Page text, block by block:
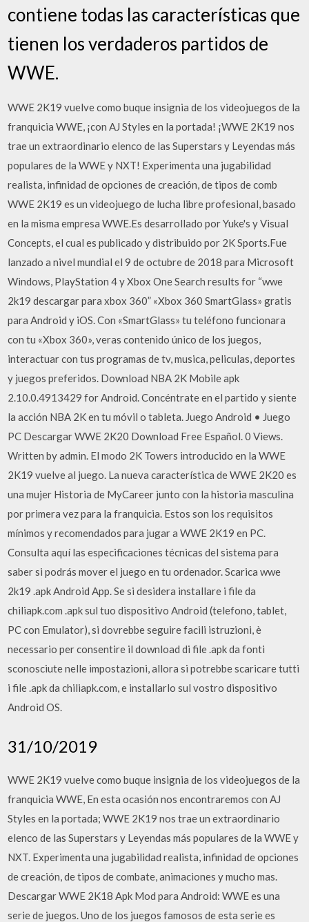
contiene todas las características que
tienen los verdaderos partidos de
WWE.
WWE 2K19 vuelve como buque insignia de los videojuegos de la
franquicia WWE, ¡con AJ Styles en la portada! ¡WWE 2K19 nos
trae un extraordinario elenco de las Superstars y Leyendas más
populares de la WWE y NXT! Experimenta una jugabilidad
realista, infinidad de opciones de creación, de tipos de comb
WWE 2K19 es un videojuego de lucha libre profesional, basado
en la misma empresa WWE.Es desarrollado por Yuke's y Visual
Concepts, el cual es publicado y distribuido por 2K Sports.Fue
lanzado a nivel mundial el 9 de octubre de 2018 para Microsoft
Windows, PlayStation 4 y Xbox One Search results for “wwe
2k19 descargar para xbox 360” «Xbox 360 SmartGlass» gratis
para Android y iOS. Con «SmartGlass» tu teléfono funcionara
con tu «Xbox 360», veras contenido único de los juegos,
interactuar con tus programas de tv, musica, peliculas, deportes
y juegos preferidos. Download NBA 2K Mobile apk
2.10.0.4913429 for Android. Concéntrate en el partido y siente
la acción NBA 2K en tu móvil o tableta. Juego Android • Juego
PC Descargar WWE 2K20 Download Free Español. 0 Views.
Written by admin. El modo 2K Towers introducido en la WWE
2K19 vuelve al juego. La nueva característica de WWE 2K20 es
una mujer Historia de MyCareer junto con la historia masculina
por primera vez para la franquicia. Estos son los requisitos
mínimos y recomendados para jugar a WWE 2K19 en PC.
Consulta aquí las especificaciones técnicas del sistema para
saber si podrás mover el juego en tu ordenador. Scarica wwe
2k19 .apk Android App. Se si desidera installare i file da
chiliapk.com .apk sul tuo dispositivo Android (telefono, tablet,
PC con Emulator), si dovrebbe seguire facili istruzioni, è
necessario per consentire il download di file .apk da fonti
sconosciute nelle impostazioni, allora si potrebbe scaricare tutti
i file .apk da chiliapk.com, e installarlo sul vostro dispositivo
Android OS.
31/10/2019
WWE 2K19 vuelve como buque insignia de los videojuegos de la
franquicia WWE, En esta ocasión nos encontraremos con AJ
Styles en la portada; WWE 2K19 nos trae un extraordinario
elenco de las Superstars y Leyendas más populares de la WWE y
NXT. Experimenta una jugabilidad realista, infinidad de opciones
de creación, de tipos de combate, animaciones y mucho mas.
Descargar WWE 2K18 Apk Mod para Android: WWE es una
serie de juegos. Uno de los juegos famosos de esta serie es